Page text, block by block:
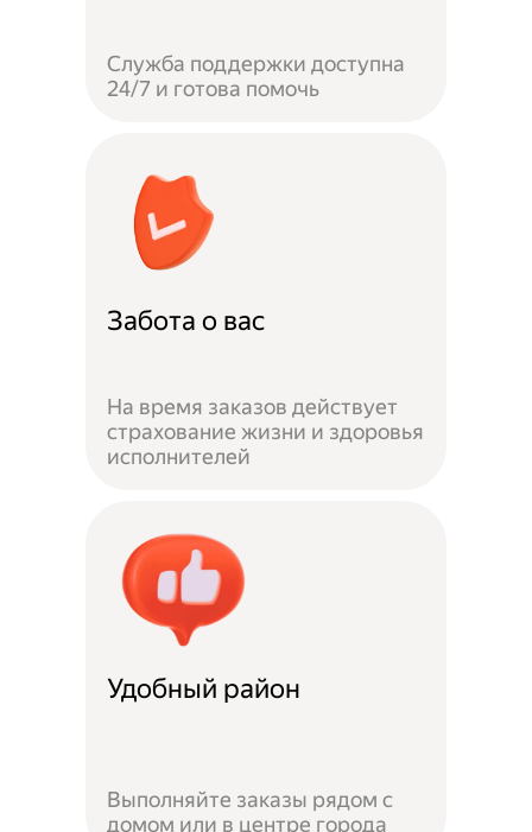
Служба поддержки доступна
24/7 и готова помочь
Забота о вас
На время заказов действует
страхование жизни и здоровья
исполнителей
Удобный район
Выполняйте заказы рядом с
домом или в центре города